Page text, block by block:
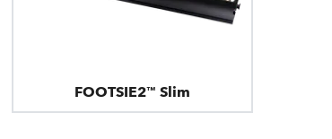
FOOTSIE2™ Slim